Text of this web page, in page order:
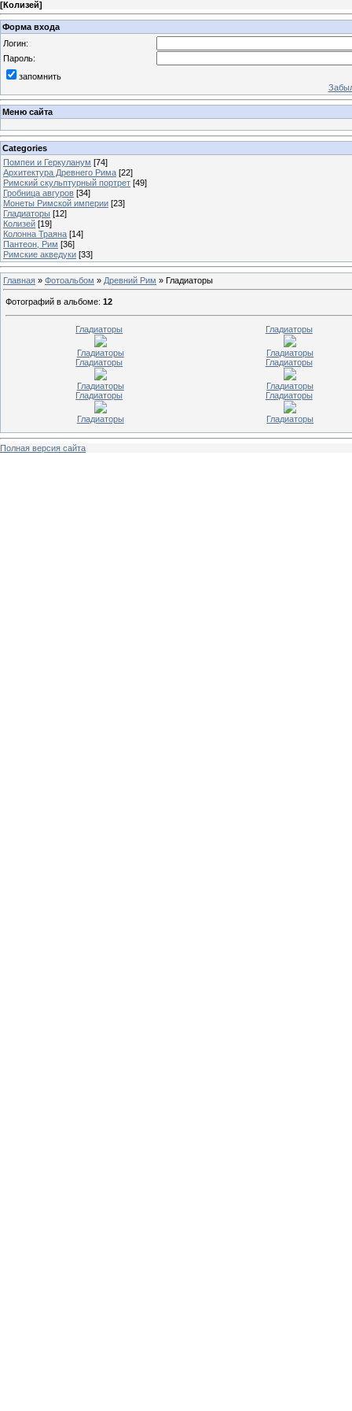
[Колизей]
Форма входа
Логин:
Пароль:
запомнить
Меню сайта
Categories
Помпеи и Геркуланум [74]
Архитектура Древнего Рима [22]
Римский скульптурный портрет [49]
Гробница авгуров [34]
Монеты Римской империи [23]
Гладиаторы [12]
Колизей [19]
Колонна Траяна [14]
Пантеон, Рим [36]
Римские акведуки [33]
Главная » Фотоальбом » Древний Рим » Гладиаторы
Фотографий в альбоме: 12
Гладиаторы
Гладиаторы
Гладиаторы
Гладиаторы
Гладиаторы
Гладиаторы
Гладиаторы
Гладиаторы
Гладиаторы
Гладиаторы
Гладиаторы
Гладиаторы
Полная версия сайта